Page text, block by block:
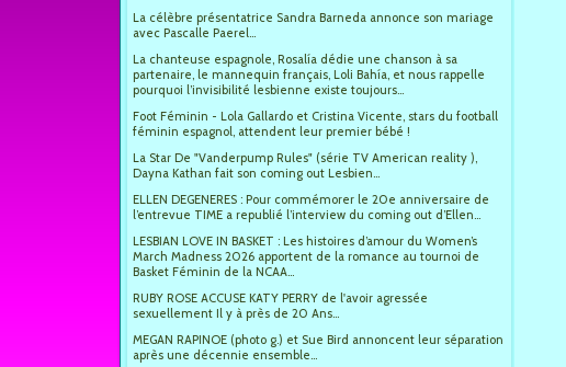
La célèbre présentatrice Sandra Barneda annonce son mariage
avec Pascalle Paerel...
La chanteuse espagnole, Rosalía dédie une chanson à sa
partenaire, le mannequin français, Loli Bahía, et nous rappelle
pourquoi l’invisibilité lesbienne existe toujours...
Foot Féminin - Lola Gallardo et Cristina Vicente, stars du football
féminin espagnol, attendent leur premier bébé !
La Star De "Vanderpump Rules" (série TV American reality ),
Dayna Kathan fait son coming out Lesbien...
ELLEN DEGENERES : Pour commémorer le 20e anniversaire de
l’entrevue TIME a republié l’interview du coming out d’Ellen...
LESBIAN LOVE IN BASKET : Les histoires d’amour du Women’s
March Madness 2026 apportent de la romance au tournoi de
Basket Féminin de la NCAA...
RUBY ROSE ACCUSE KATY PERRY de l'avoir agressée
sexuellement Il y à près de 20 Ans...
MEGAN RAPINOE (photo g.) et Sue Bird annoncent leur séparation
après une décennie ensemble...